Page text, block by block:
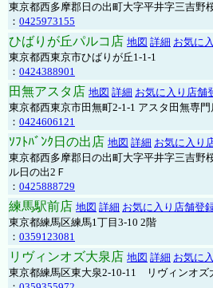
東京都西多摩郡日の出町大字平井字三吉野
： 0425973155
ひばりが丘パルコ店 地図 詳細 お気に
東京都西東京市ひばりが丘1-1-1
： 0424388901
田無アスタ店 地図 詳細 お気に入り店舗
東京都西東京市田無町2-1-1 アスタ田無専
： 0424606121
ｿﾌﾄﾊﾞﾝｸ日の出店 地図 詳細 お気に入り
東京都西多摩郡日の出町大字平井字三吉
ル日の出2Ｆ
： 0425888729
練馬駅前店 地図 詳細 お気に入り店舗登
東京都練馬区練馬1丁目3-10 2階
： 0359123081
リヴィンオズ大泉店 地図 詳細 お気に
東京都練馬区東大泉2-10-11 リヴィンオズ